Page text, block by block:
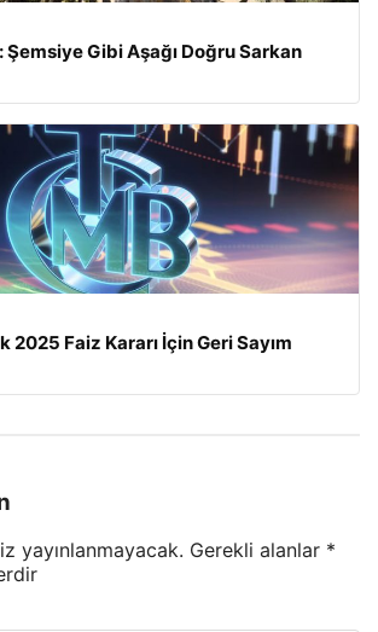
Şemsiye Gibi Aşağı Doğru Sarkan
2025 Faiz Kararı İçin Geri Sayım
yayınlanmayacak. Gerekli alanlar *